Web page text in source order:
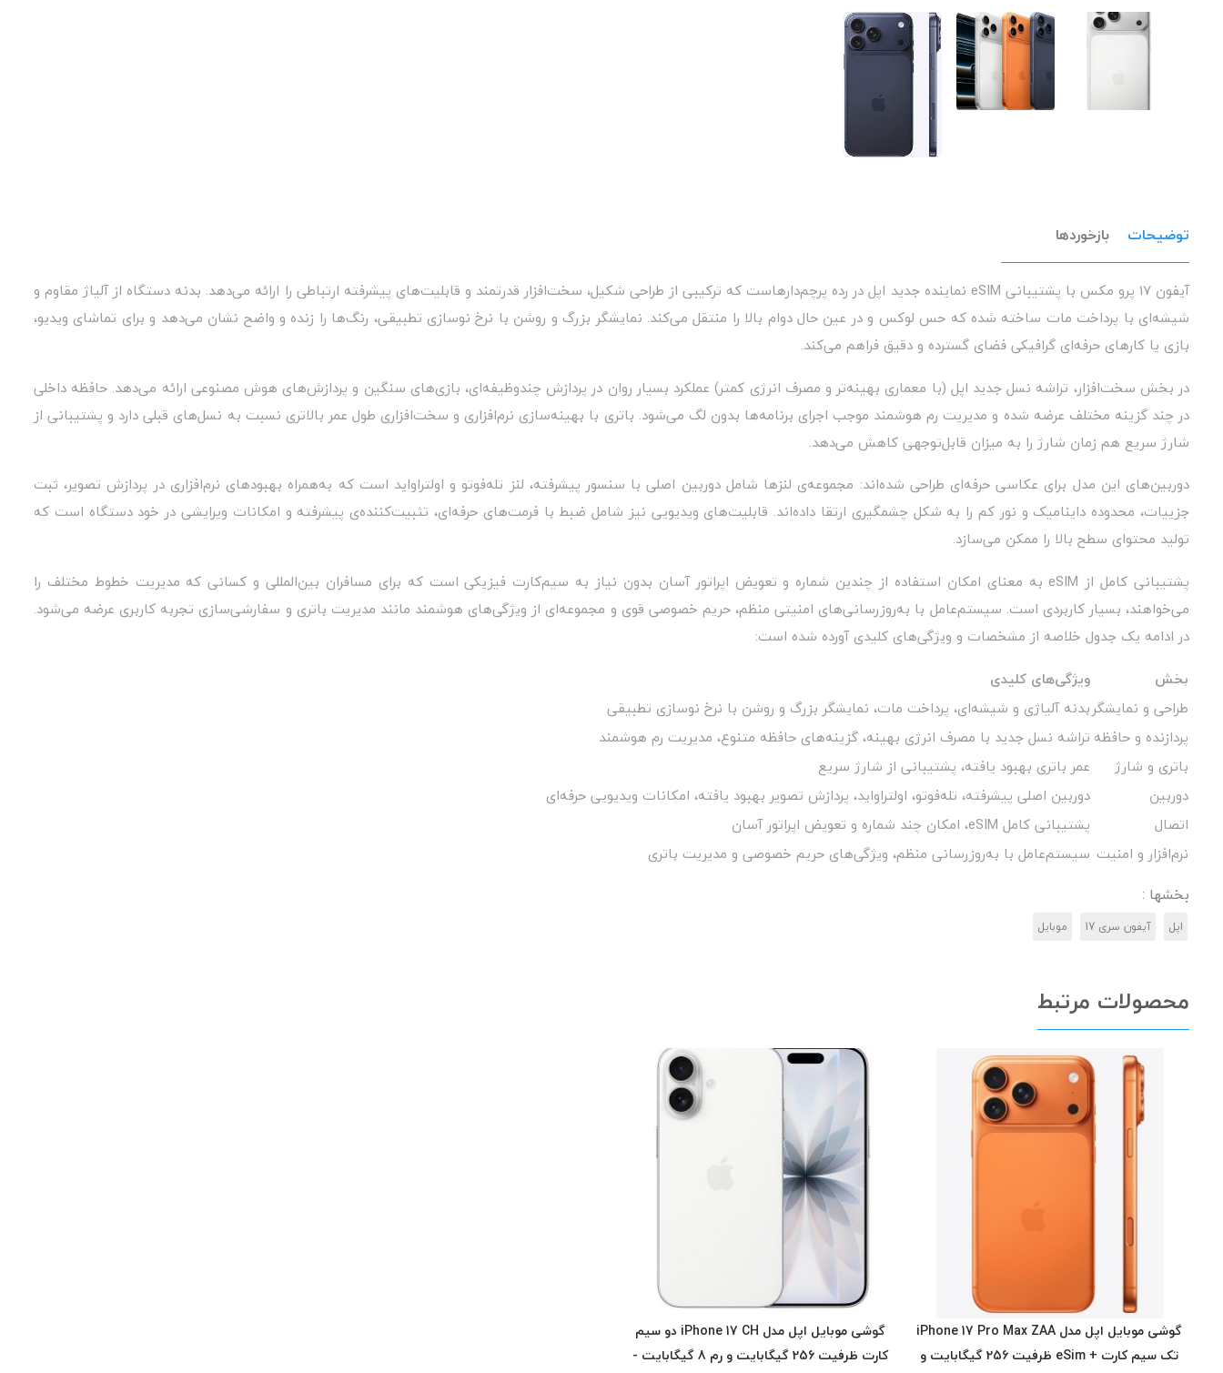
توضیحات بازخوردها
آیفون 17 پرو مکس با پشتیبانی eSIM نماینده جدید اپل در رده پرچم‌دارهاست که ترکیبی از طراحی شکیل، سخت‌افزار قدرتمند و قابلیت‌های پیشرفته ارتباطی را ارائه می‌دهد. بدنه دستگاه از آلیاژ مقاوم و
شیشه‌ای با پرداخت مات ساخته شده که حس لوکس و در عین حال دوام بالا را منتقل می‌کند. نمایشگر بزرگ و روشن با نرخ نوسازی تطبیقی، رنگ‌ها را زنده و واضح نشان می‌دهد و برای تماشای ویدیو،
بازی یا کارهای حرفه‌ای گرافیکی فضای گسترده و دقیق فراهم می‌کند.
در بخش سخت‌افزار، تراشه نسل جدید اپل (با معماری بهینه‌تر و مصرف انرژی کمتر) عملکرد بسیار روان در پردازش چند‌وظیفه‌ای، بازی‌های سنگین و پردازش‌های هوش مصنوعی ارائه می‌دهد. حافظه داخلی
در چند گزینه مختلف عرضه شده و مدیریت رم هوشمند موجب اجرای برنامه‌ها بدون لگ می‌شود. باتری با بهینه‌سازی نرم‌افزاری و سخت‌افزاری طول عمر بالاتری نسبت به نسل‌های قبلی دارد و پشتیبانی از
شارژ سریع هم زمان شارژ را به میزان قابل‌توجهی کاهش می‌دهد.
دوربین‌های این مدل برای عکاسی حرفه‌ای طراحی شده‌اند: مجموعه‌ی لنزها شامل دوربین اصلی با سنسور پیشرفته، لنز تله‌فوتو و اولتراواید است که به‌همراه بهبودهای نرم‌افزاری در پردازش تصویر، ثبت
جزییات، محدوده داینامیک و نور کم را به شکل چشمگیری ارتقا داده‌اند. قابلیت‌های ویدیویی نیز شامل ضبط با فرمت‌های حرفه‌ای، تثبیت‌کننده‌ی پیشرفته و امکانات ویرایشی در خود دستگاه است که
تولید محتوای سطح بالا را ممکن می‌سازد.
پشتیبانی کامل از eSIM به معنای امکان استفاده از چندین شماره و تعویض اپراتور آسان بدون نیاز به سیم‌کارت فیزیکی است که برای مسافران بین‌المللی و کسانی که مدیریت خطوط مختلف را
می‌خواهند، بسیار کاربردی است. سیستم‌عامل با به‌روزرسانی‌های امنیتی منظم، حریم خصوصی قوی و مجموعه‌ای از ویژگی‌های هوشمند مانند مدیریت باتری و سفارشی‌سازی تجربه کاربری عرضه می‌شود.
در ادامه یک جدول خلاصه از مشخصات و ویژگی‌های کلیدی آورده شده است:
بخش
ویژگی‌های کلیدی
طراحی و نمایشگربدنه آلیاژی و شیشه‌ای، پرداخت مات، نمایشگر بزرگ و روشن با نرخ نوسازی تطبیقی
پردازنده و حافظه تراشه نسل جدید با مصرف انرژی بهینه، گزینه‌های حافظه متنوع، مدیریت رم هوشمند
باتری و شارژ
عمر باتری بهبود یافته، پشتیبانی از شارژ سریع
دوربین
دوربین اصلی پیشرفته، تله‌فوتو، اولتراواید، پردازش تصویر بهبود یافته، امکانات ویدیویی حرفه‌ای
اتصال
پشتیبانی کامل eSIM، امکان چند شماره و تعویض اپراتور آسان
نرم‌افزار و امنیت سیستم‌عامل با به‌روزرسانی منظم، ویژگی‌های حریم خصوصی و مدیریت باتری
بخشها :
اپل آیفون سری 17 موبایل
محصولات مرتبط
گوشی موبایل اپل مدل iPhone 17 Pro Max ZAA
تک سیم کارت + eSim ظرفیت 256 گیگابایت و
گوشی موبایل اپل مدل iPhone 17 CH دو سیم
کارت ظرفیت 256 گیگابایت و رم 8 گیگابایت -